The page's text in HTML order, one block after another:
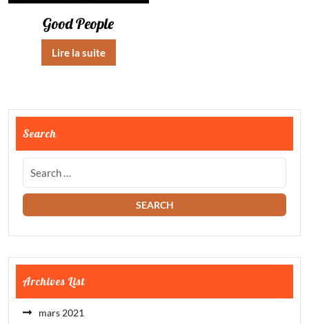
Good People
Lire la suite
Search
Archives List
mars 2021